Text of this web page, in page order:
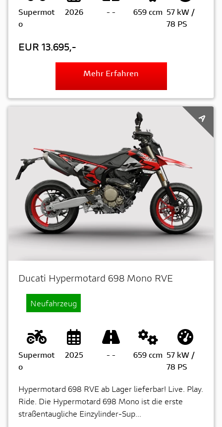
Supermot
o
2026 - - 659 ccm 57 kW /
78 PS
EUR 13.695,-
Mehr Erfahren
Ducati Hypermotard 698 Mono RVE
Neufahrzeug
Supermot
o
2025 - - 659 ccm 57 kW /
78 PS
Hypermotard 698 RVE ab Lager lieferbar! Live. Play.
Ride. Die Hypermotard 698 Mono ist die erste
straßentaugliche Einzylinder-Sup...
A